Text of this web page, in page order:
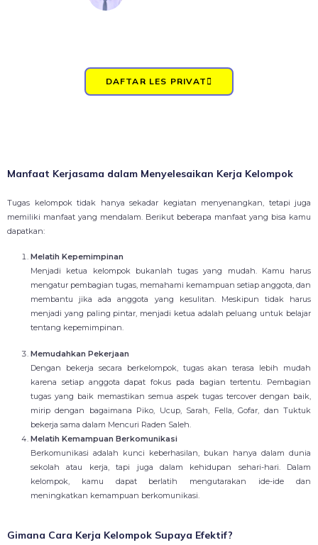
DAFTAR LES PRIVAT
Manfaat Kerjasama dalam Menyelesaikan Kerja Kelompok
Tugas kelompok tidak hanya sekadar kegiatan menyenangkan, tetapi juga
memiliki manfaat yang mendalam. Berikut beberapa manfaat yang bisa kamu
dapatkan:
Melatih Kepemimpinan
Menjadi ketua kelompok bukanlah tugas yang mudah. Kamu harus
mengatur pembagian tugas, memahami kemampuan setiap anggota, dan
membantu jika ada anggota yang kesulitan. Meskipun tidak harus
menjadi yang paling pintar, menjadi ketua adalah peluang untuk belajar
tentang kepemimpinan.
Memudahkan Pekerjaan
Dengan bekerja secara berkelompok, tugas akan terasa lebih mudah
karena setiap anggota dapat fokus pada bagian tertentu. Pembagian
tugas yang baik memastikan semua aspek tugas tercover dengan baik,
mirip dengan bagaimana Piko, Ucup, Sarah, Fella, Gofar, dan Tuktuk
bekerja sama dalam Mencuri Raden Saleh.
Melatih Kemampuan Berkomunikasi
Berkomunikasi adalah kunci keberhasilan, bukan hanya dalam dunia
sekolah atau kerja, tapi juga dalam kehidupan sehari-hari. Dalam
kelompok, kamu dapat berlatih mengutarakan ide-ide dan
meningkatkan kemampuan berkomunikasi.
Gimana Cara Kerja Kelompok Supaya Efektif?